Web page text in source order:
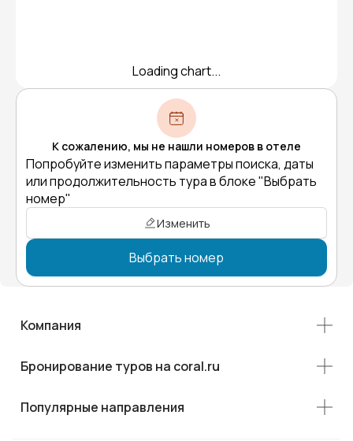
Loading chart...
К сожалению, мы не нашли номеров в отеле
Попробуйте изменить параметры поиска, даты
или продолжительность тура в блоке "Выбрать
номер"
Изменить
Выбрать номер
Компания
Бронирование туров на coral.ru
Популярные направления